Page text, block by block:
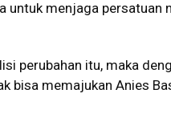
menjaga persatuan
perubahan itu, maka
bisa memajukan Anies